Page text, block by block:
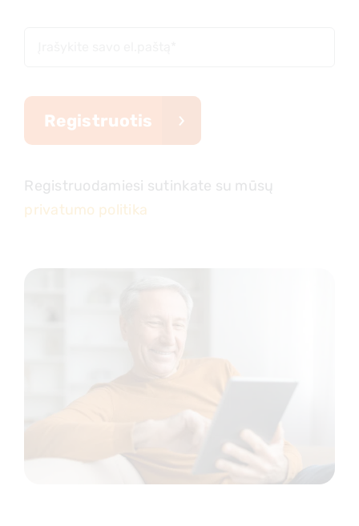
Registruotis
Registruodamiesi sutinkate su mūsų
privatumo politika